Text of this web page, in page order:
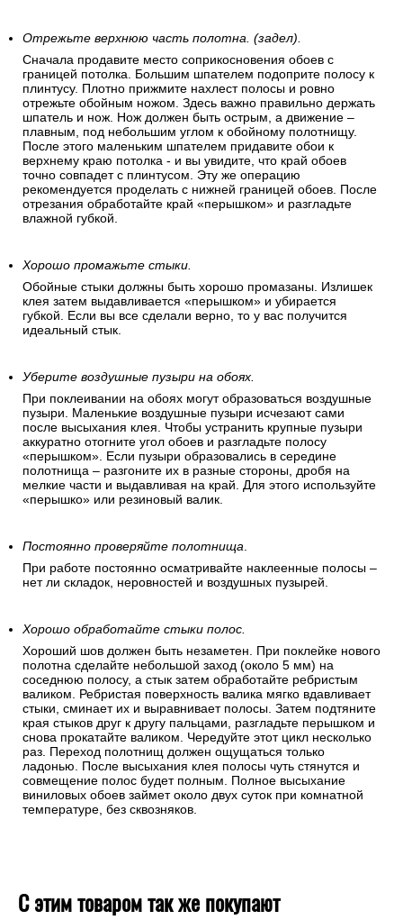
Отрежьте верхнюю часть полотна. (задел).
Сначала продавите место соприкосновения обоев с
границей потолка. Большим шпателем подоприте полосу к
плинтусу. Плотно прижмите нахлест полосы и ровно
отрежьте обойным ножом. Здесь важно правильно держать
шпатель и нож. Нож должен быть острым, а движение –
плавным, под небольшим углом к обойному полотнищу.
После этого маленьким шпателем придавите обои к
верхнему краю потолка - и вы увидите, что край обоев
точно совпадет с плинтусом. Эту же операцию
рекомендуется проделать с нижней границей обоев. После
отрезания обработайте край «перышком» и разгладьте
влажной губкой.
Хорошо промажьте стыки.
Обойные стыки должны быть хорошо промазаны. Излишек
клея затем выдавливается «перышком» и убирается
губкой. Если вы все сделали верно, то у вас получится
идеальный стык.
Уберите воздушные пузыри на обоях.
При поклеивании на обоях могут образоваться воздушные
пузыри. Маленькие воздушные пузыри исчезают сами
после высыхания клея. Чтобы устранить крупные пузыри
аккуратно отогните угол обоев и разгладьте полосу
«перышком». Если пузыри образовались в середине
полотнища – разгоните их в разные стороны, дробя на
мелкие части и выдавливая на край. Для этого используйте
«перышко» или резиновый валик.
Постоянно проверяйте полотнища.
При работе постоянно осматривайте наклеенные полосы –
нет ли складок, неровностей и воздушных пузырей.
Хорошо обработайте стыки полос.
Хороший шов должен быть незаметен. При поклейке нового
полотна сделайте небольшой заход (около 5 мм) на
соседнюю полосу, а стык затем обработайте ребристым
валиком. Ребристая поверхность валика мягко вдавливает
стыки, сминает их и выравнивает полосы. Затем подтяните
края стыков друг к другу пальцами, разгладьте перышком и
снова прокатайте валиком. Чередуйте этот цикл несколько
раз. Переход полотнищ должен ощущаться только
ладонью. После высыхания клея полосы чуть стянутся и
совмещение полос будет полным. Полное высыхание
виниловых обоев займет около двух суток при комнатной
температуре, без сквозняков.
С этим товаром так же покупают